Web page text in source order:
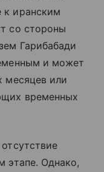
к иранским
со стороны
Гарибабади
и может
месяцев или
временных
этапе. Однако,